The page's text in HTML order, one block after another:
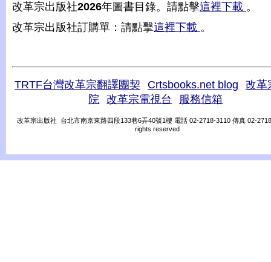
改革宗出版社2026年圖書目錄。請點擊這裡下載 。
改革宗出版社訂購單：請點擊這裡下載 。
TRTF台灣改革宗翻譯團契 Crtsbooks.net blog
改革
院
改革宗電視台 服務信箱
改革宗出版社 台北市南京東路四段133巷6弄40號1樓 電話 02-2718-3110 傳真 02-
rights reserved